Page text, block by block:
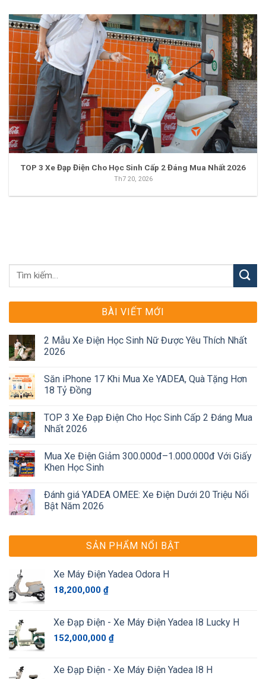
TOP 3 Xe Đạp Điện Cho Học Sinh Cấp 2 Đáng Mua Nhất 2026
Th7 20, 2026
BÀI VIẾT MỚI
2 Mẫu Xe Điện Học Sinh Nữ Được Yêu Thích Nhất
2026
Săn iPhone 17 Khi Mua Xe YADEA, Quà Tặng Hơn
18 Tỷ Đồng
TOP 3 Xe Đạp Điện Cho Học Sinh Cấp 2 Đáng Mua
Nhất 2026
Mua Xe Điện Giảm 300.000đ–1.000.000đ Với Giấy
Khen Học Sinh
Đánh giá YADEA OMEE: Xe Điện Dưới 20 Triệu Nổi
Bật Năm 2026
SẢN PHẨM NỔI BẬT
Xe Máy Điện Yadea Odora H
18,200,000 ₫
Xe Đạp Điện - Xe Máy Điện Yadea I8 Lucky H
152,000,000 ₫
Xe Đạp Điện - Xe Máy Điện Yadea I8 H